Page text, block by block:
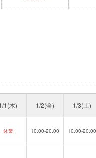
1/1(木) 1/2(金) 1/3(土)
休業 10:00-20:00 10:00-20:00